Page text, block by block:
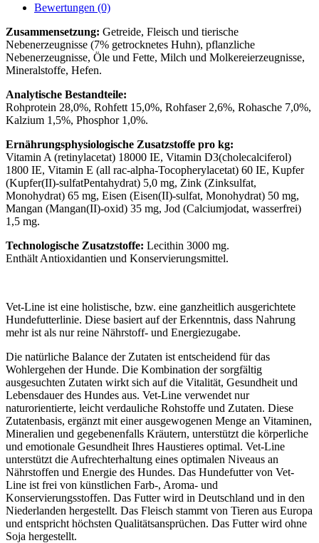
Bewertungen (0)
Zusammensetzung: Getreide, Fleisch und tierische
Nebenerzeugnisse (7% getrocknetes Huhn), pflanzliche
Nebenerzeugnisse, Öle und Fette, Milch und Molkereierzeugnisse,
Mineralstoffe, Hefen.
Analytische Bestandteile:
Rohprotein 28,0%, Rohfett 15,0%, Rohfaser 2,6%, Rohasche 7,0%,
Kalzium 1,5%, Phosphor 1,0%.
Ernährungsphysiologische Zusatzstoffe pro kg:
Vitamin A (retinylacetat) 18000 IE, Vitamin D3(cholecalciferol)
1800 IE, Vitamin E (all rac-alpha-Tocopherylacetat) 60 IE, Kupfer
(Kupfer(II)-sulfatPentahydrat) 5,0 mg, Zink (Zinksulfat,
Monohydrat) 65 mg, Eisen (Eisen(II)-sulfat, Monohydrat) 50 mg,
Mangan (Mangan(II)-oxid) 35 mg, Jod (Calciumjodat, wasserfrei)
1,5 mg.
Technologische Zusatzstoffe: Lecithin 3000 mg.
Enthält Antioxidantien und Konservierungsmittel.
Vet-Line ist eine holistische, bzw. eine ganzheitlich ausgerichtete
Hundefutterlinie. Diese basiert auf der Erkenntnis, dass Nahrung
mehr ist als nur reine Nährstoff- und Energiezugabe.
Die natürliche Balance der Zutaten ist entscheidend für das
Wohlergehen der Hunde. Die Kombination der sorgfältig
ausgesuchten Zutaten wirkt sich auf die Vitalität, Gesundheit und
Lebensdauer des Hundes aus. Vet-Line verwendet nur
naturorientierte, leicht verdauliche Rohstoffe und Zutaten. Diese
Zutatenbasis, ergänzt mit einer ausgewogenen Menge an Vitaminen,
Mineralien und gegebenenfalls Kräutern, unterstützt die körperliche
und emotionale Gesundheit Ihres Haustieres optimal. Vet-Line
unterstützt die Aufrechterhaltung eines optimalen Niveaus an
Nährstoffen und Energie des Hundes. Das Hundefutter von Vet-
Line ist frei von künstlichen Farb-, Aroma- und
Konservierungsstoffen. Das Futter wird in Deutschland und in den
Niederlanden hergestellt. Das Fleisch stammt von Tieren aus Europa
und entspricht höchsten Qualitätsansprüchen. Das Futter wird ohne
Soja hergestellt.